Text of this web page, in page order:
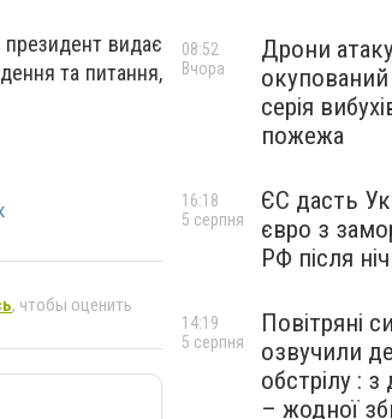
президент видає
та питання,
, чтобы оценить
Дрони
серія
пожежа
08:52
Вчора
ЄС дасть
євро з
РФ після
16:18
5 серпня
Повітряні
озвучили
обстрілу : з
– жодної
14:19
5 серпня